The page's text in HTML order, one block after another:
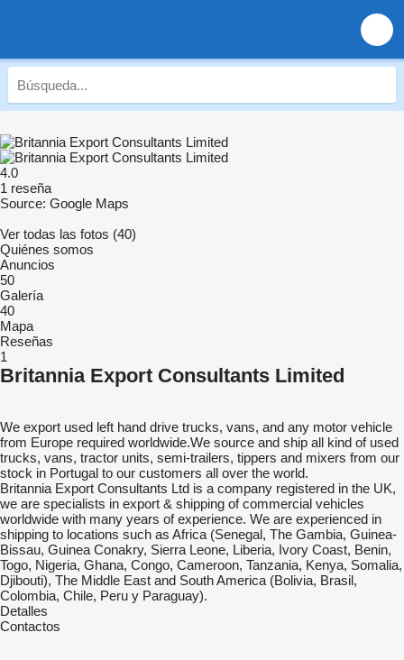
4.0
1 reseña
Source: Google Maps
Ver todas las fotos (40)
Quiénes somos
Anuncios
50
Galería
40
Mapa
Reseñas
1
Britannia Export Consultants Limited
We export used left hand drive trucks, vans, and any motor vehicle
from Europe required worldwide.We source and ship all kind of used
trucks, vans, tractor units, semi-trailers, tippers and mixers from our
stock in Portugal to our customers all over the world.
Britannia Export Consultants Ltd is a company registered in the UK,
we are specialists in export & shipping of commercial vehicles
worldwide with many years of experience. We are experienced in
shipping to locations such as Africa (Senegal, The Gambia, Guinea-
Bissau, Guinea Conakry, Sierra Leone, Liberia, Ivory Coast, Benin,
Togo, Nigeria, Ghana, Congo, Cameroon, Tanzania, Kenya, Somalia,
Djibouti), The Middle East and South America (Bolivia, Brasil,
Colombia, Chile, Peru y Paraguay).
Detalles
Contactos